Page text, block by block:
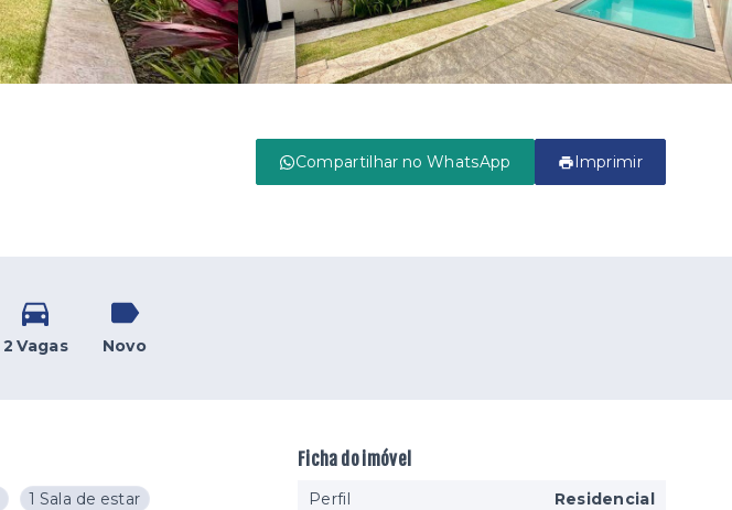
Compartilhar no WhatsApp Imprimir
2 Vagas Novo
1 Sala de estar
Ficha do imóvel
Perfil
Residencial